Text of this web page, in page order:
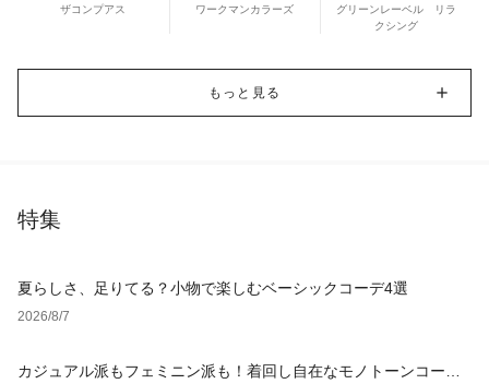
ザコンプアス
ワークマンカラーズ
グリーンレーベル リラ
クシング
もっと見る
特集
夏らしさ、足りてる？小物で楽しむベーシックコーデ4選
2026/8/7
カジュアル派もフェミニン派も！着回し自在なモノトーンコーデ4